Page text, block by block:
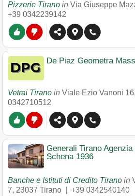
Pizzerie Tirano in Via Giuseppe
+39 0342239142
De Piaz Geometra
Vetrai Tirano in Viale Ezio Vanoni 16,
0342710512
Generali Tirano
Schena 1936
Banche e Istituti di Credito Tirano in
7, 23037 Tirano +39 0342540140